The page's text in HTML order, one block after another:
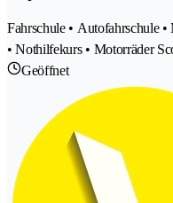
Fahrschule • Autofahrschule
• Nothilfekurs • Motorräder
Geöffnet